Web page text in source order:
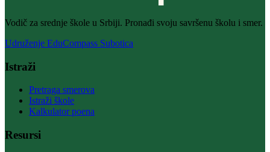
Vodič za srednje škole u Srbiji. Pronađi svoju savršenu školu i smer.
Udruženje EduCompass Subotica
Istraži
Pretraga smerova
Istraži škole
Kalkulator poena
Resursi